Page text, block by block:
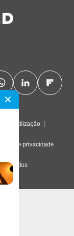
de utilização
de privacidade